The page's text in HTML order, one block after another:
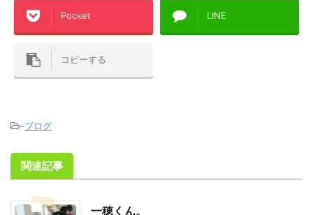
Pocket LINE
コピーする
-ブログ
関連記事
一穂くん。